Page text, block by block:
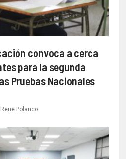
convoca a cerca
para la segunda
Pruebas Nacionales
Rene Polanco